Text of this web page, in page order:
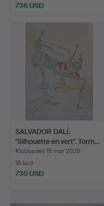
736 USD
SALVADOR DALÍ.
"Silhouette en vert". Torrn…
Klubbades 15 mar 2026
16 bud
730 USD